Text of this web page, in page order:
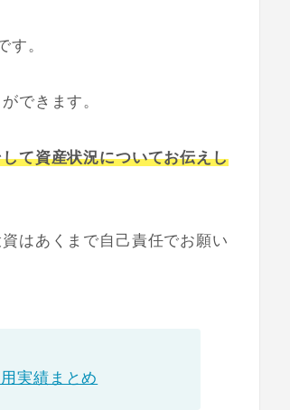
す。
できます。
て資産状況についてお伝えし
はあくまで自己責任でお願い
実績まとめ